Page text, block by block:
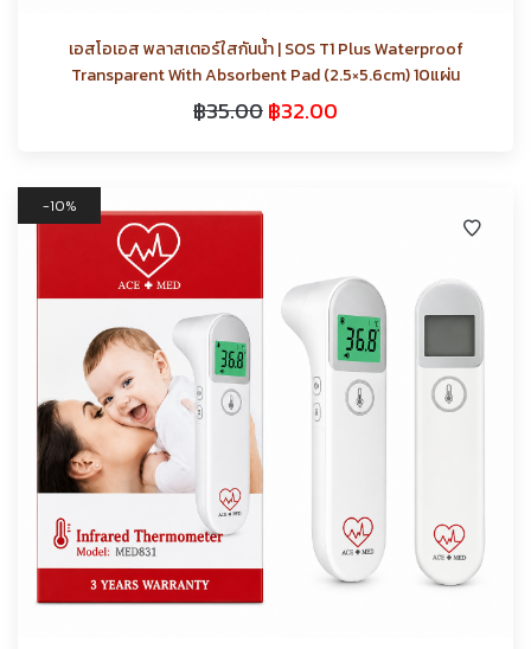
เอสโอเอส พลาสเตอร์ใสกันน้ำ | SOS T1 Plus Waterproof
Transparent With Absorbent Pad (2.5×5.6cm) 10แผ่น
฿35.00฿32.00
10%